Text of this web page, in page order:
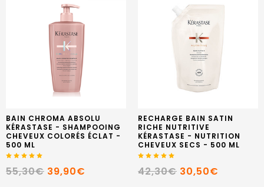
BAIN CHROMA ABSOLU
KÉRASTASE - SHAMPOOING
CHEVEUX COLORÉS ÉCLAT -
500 ML
55,30€ 39,90€
RECHARGE BAIN SATIN
RICHE NUTRITIVE
KÉRASTASE - NUTRITION
CHEVEUX SECS - 500 ML
42,30€ 30,50€